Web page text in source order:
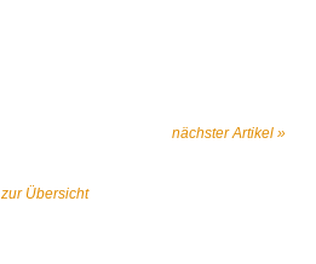
zur Übersicht
nächster Artikel »